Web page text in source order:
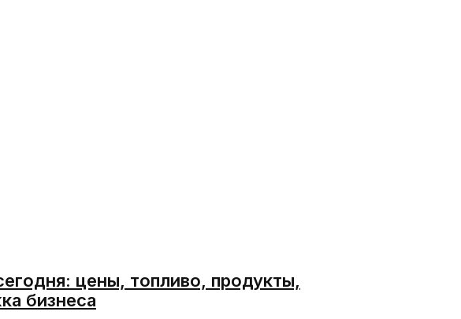
цены, топливо, продукты,
бизнеса